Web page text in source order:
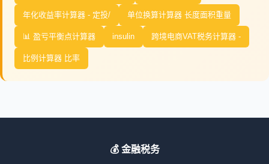
年化收益率计算器 - 定投/ 单位换算计算器 长度面积重量
📊 盈亏平衡点计算器 insulin 跨境电商VAT税务计算器 -
比例计算器 比率
💰 金融税务